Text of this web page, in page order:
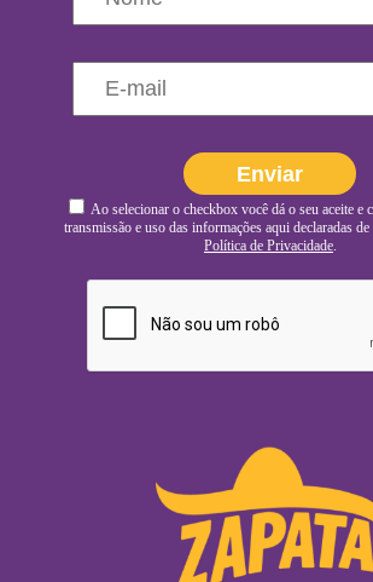
Ao selecionar o checkbox você dá o seu aceite e
transmissão e uso das informações aqui declaradas
Política de Privacidade.